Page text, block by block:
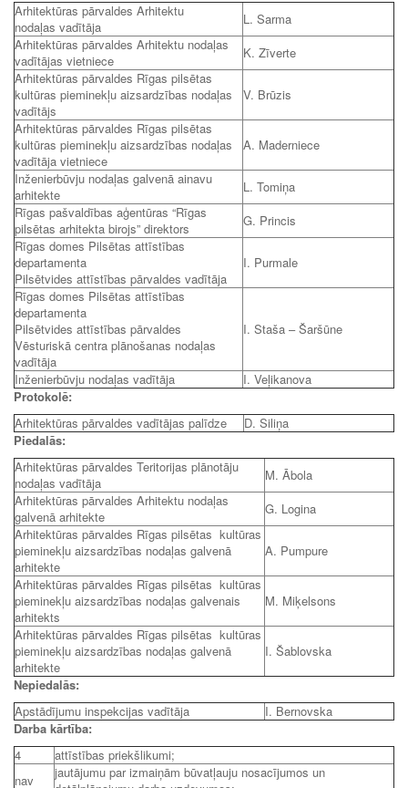
Arhitektūras pārvaldes Arhitektu
nodaļas vadītāja
L. Sarma
Arhitektūras pārvaldes Arhitektu nodaļas
vadītājas vietniece
K. Zīverte
Arhitektūras pārvaldes Rīgas pilsētas
kultūras pieminekļu aizsardzības nodaļas
vadītājs
V. Brūzis
Arhitektūras pārvaldes Rīgas pilsētas
kultūras pieminekļu aizsardzības nodaļas
vadītāja vietniece
A. Maderniece
Inženierbūvju nodaļas galvenā ainavu
arhitekte
L. Tomiņa
Rīgas pašvaldības aģentūras “Rīgas
pilsētas arhitekta birojs” direktors
G. Princis
Rīgas domes Pilsētas attīstības
departamenta
Pilsētvides attīstības pārvaldes vadītāja
I. Purmale
Rīgas domes Pilsētas attīstības
departamenta
Pilsētvides attīstības pārvaldes
Vēsturiskā centra plānošanas nodaļas
vadītāja
I. Staša – Šaršūne
Inženierbūvju nodaļas vadītāja
I. Veļikanova
Protokolē:
Arhitektūras pārvaldes vadītājas palīdze
D. Siliņa
Piedalās:
Arhitektūras pārvaldes Teritorijas plānotāju
nodaļas vadītāja
M. Ābola
Arhitektūras pārvaldes Arhitektu nodaļas
galvenā arhitekte
G. Logina
Arhitektūras pārvaldes Rīgas pilsētas kultūras
pieminekļu aizsardzības nodaļas galvenā
arhitekte
A. Pumpure
Arhitektūras pārvaldes Rīgas pilsētas kultūras
pieminekļu aizsardzības nodaļas galvenais
arhitekts
M. Miķelsons
Arhitektūras pārvaldes Rīgas pilsētas kultūras
pieminekļu aizsardzības nodaļas galvenā
arhitekte
I. Šablovska
Nepiedalās:
Apstādījumu inspekcijas vadītāja
I. Bernovska
Darba kārtība:
4
attīstības priekšlikumi;
nav
jautājumu par izmaiņām būvatļauju nosacījumos un